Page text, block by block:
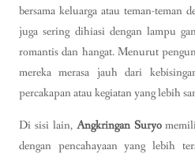
bersama keluarga atau teman-teman
juga sering dihiasi dengan lampu
romantis dan hangat. Menurut
mereka merasa jauh dari
percakapan atau kegiatan yang lebih
Di sisi lain, Angkringan Suryo
dengan pencahayaan yang lebih